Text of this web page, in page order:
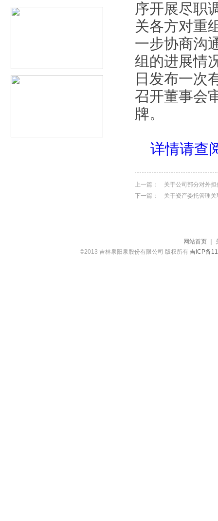
序开展尽职
关各方对重
一步协商沟
组 的进展情
日发布一次
召开董事会
牌。
详情请查
上一篇：
关于公司部分对外
下一篇：
关于资产委托管理
网站首页
©2013 吉林泉阳泉股份有限公司 版权所有吉ICP备